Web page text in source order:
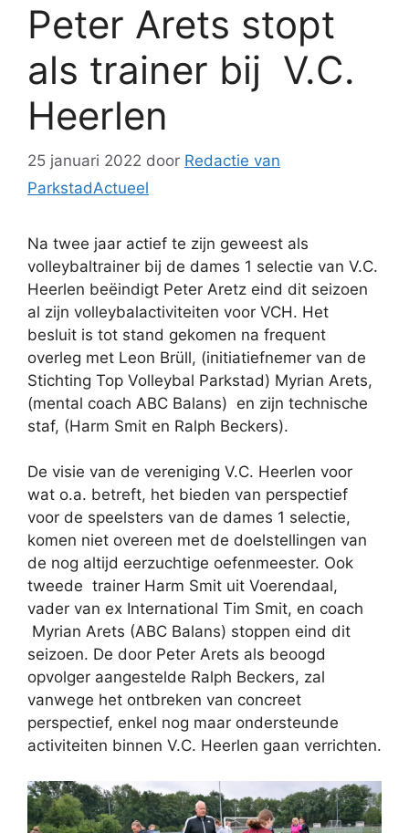
Peter Arets stopt
als trainer bij V.C.
Heerlen
25 januari 2022 door Redactie van
ParkstadActueel
Na twee jaar actief te zijn geweest als
volleybaltrainer bij de dames 1 selectie van V.C.
Heerlen beëindigt Peter Aretz eind dit seizoen
al zijn volleybalactiviteiten voor VCH. Het
besluit is tot stand gekomen na frequent
overleg met Leon Brüll, (initiatiefnemer van de
Stichting Top Volleybal Parkstad) Myrian Arets,
(mental coach ABC Balans) en zijn technische
staf, (Harm Smit en Ralph Beckers).
De visie van de vereniging V.C. Heerlen voor
wat o.a. betreft, het bieden van perspectief
voor de speelsters van de dames 1 selectie,
komen niet overeen met de doelstellingen van
de nog altijd eerzuchtige oefenmeester. Ook
tweede trainer Harm Smit uit Voerendaal,
vader van ex International Tim Smit, en coach
Myrian Arets (ABC Balans) stoppen eind dit
seizoen. De door Peter Arets als beoogd
opvolger aangestelde Ralph Beckers, zal
vanwege het ontbreken van concreet
perspectief, enkel nog maar ondersteunde
activiteiten binnen V.C. Heerlen gaan verrichten.